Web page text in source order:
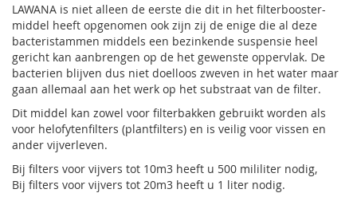
LAWANA is niet alleen de eerste die dit in het filterbooster-
middel heeft opgenomen ook zijn zij de enige die al deze
bacteristammen middels een bezinkende suspensie heel
gericht kan aanbrengen op de het gewenste oppervlak. De
bacterien blijven dus niet doelloos zweven in het water maar
gaan allemaal aan het werk op het substraat van de filter.
Dit middel kan zowel voor filterbakken gebruikt worden als
voor helofytenfilters (plantfilters) en is veilig voor vissen en
ander vijverleven.
Bij filters voor vijvers tot 10m3 heeft u 500 mililiter nodig,
Bij filters voor vijvers tot 20m3 heeft u 1 liter nodig.